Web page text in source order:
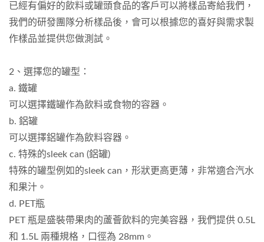
已經有偏好的飲料或罐頭食品的客戶可以將樣品寄給我們，
我們的研發團隊分析樣品後，會可以根據您的喜好與需求製
作樣品並提供您做測試。
2、選擇您的罐型：
a. 鐵罐
可以選擇鐵罐作為飲料或食物的容器。
b. 鋁罐
可以選擇鋁罐作為飲料容器。
c. 特殊的sleek can (鋁罐)
特殊的罐型例如的sleek can，形狀更高更薄，非常適合汽水
和果汁。
d. PET瓶
PET 瓶是盛裝帶果肉的蘆薈飲料的完美容器，我們提供 0.5L
和 1.5L 兩種規格，口徑為 28mm。